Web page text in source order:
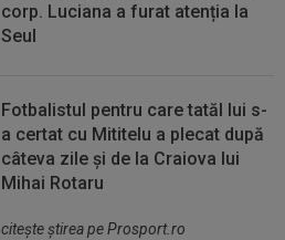
corp. Luciana a furat atenția la
Seul
Fotbalistul pentru care tatăl lui s-
a certat cu Mititelu a plecat după
câteva zile și de la Craiova lui
Mihai Rotaru
citeşte ştirea pe Prosport.ro